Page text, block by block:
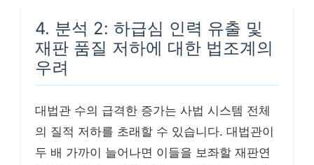
4. 분석 2: 하급심 인력 유출 및
재판 품질 저하에 대한 법조계의
우려
대법관 수의 급격한 증가는 사법 시스템 전체
의 질적 저하를 초래할 수 있습니다. 대법관이
두 배 가까이 늘어나면 이들을 보좌할 재판연